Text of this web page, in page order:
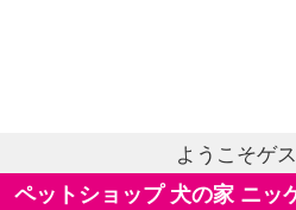
ようこそゲ
ペットショップ 犬の家 ニッ